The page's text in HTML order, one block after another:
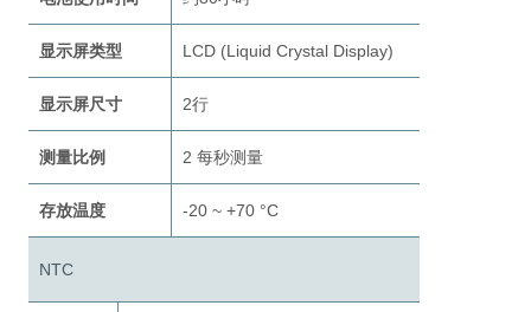
显示屏类型 LCD (Liquid Crystal Display)
显示屏尺寸 2行
测量比例 2 每秒测量
存放温度 -20 ~ +70 °C
NTC